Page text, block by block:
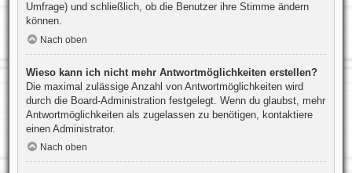
Umfrage) und schließlich, ob die Benutzer ihre Stimme ändern
können.
Nach oben
Wieso kann ich nicht mehr Antwortmöglichkeiten erstellen?
Die maximal zulässige Anzahl von Antwortmöglichkeiten wird
durch die Board-Administration festgelegt. Wenn du glaubst, mehr
Antwortmöglichkeiten als zugelassen zu benötigen, kontaktiere
einen Administrator.
Nach oben